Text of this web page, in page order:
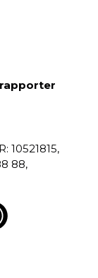
10521815,
88,